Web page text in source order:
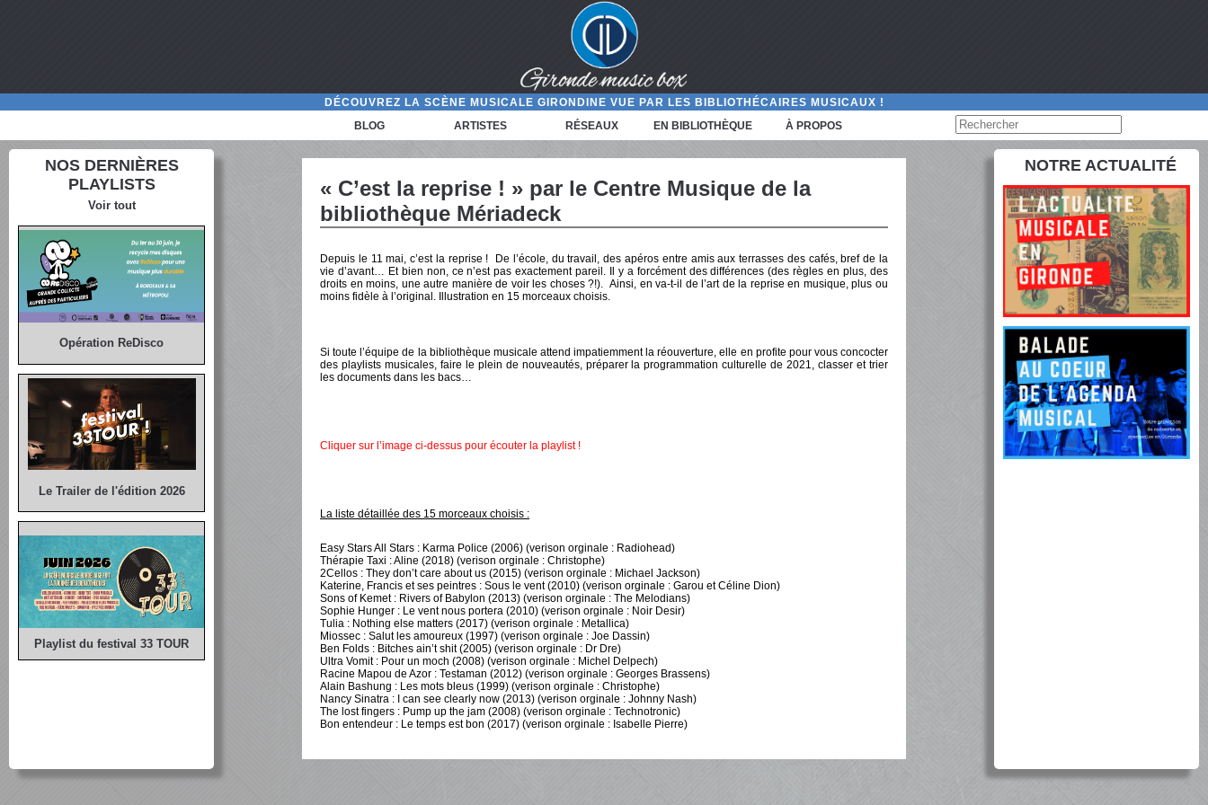
DÉCOUVREZ LA SCÈNE MUSICALE GIRONDINE VUE PAR LES BIBLIOTHÉCAIRES MUSICAUX !
BLOG
ARTISTES RÉSEAUX EN BIBLIOTHÈQUE À PROPOS
NOS DERNIÈRES
PLAYLISTS
Voir tout
Opération ReDisco
Le Trailer de l'édition 2026
Playlist du festival 33 TOUR
« C’est la reprise ! » par le Centre Musique de la
bibliothèque Mériadeck
Depuis le 11 mai, c’est la reprise ! De l’école, du travail, des apéros entre amis aux terrasses des cafés, bref de la
vie d’avant… Et bien non, ce n’est pas exactement pareil. Il y a forcément des différences (des règles en plus, des
droits en moins, une autre manière de voir les choses ?!). Ainsi, en va-t-il de l’art de la reprise en musique, plus ou
moins fidèle à l’original. Illustration en 15 morceaux choisis.
Si toute l’équipe de la bibliothèque musicale attend impatiemment la réouverture, elle en profite pour vous concocter
des playlists musicales, faire le plein de nouveautés, préparer la programmation culturelle de 2021, classer et trier
les documents dans les bacs…
Cliquer sur l’image ci-dessus pour écouter la playlist !
La liste détaillée des 15 morceaux choisis :
Easy Stars All Stars : Karma Police (2006) (verison orginale : Radiohead)
Thérapie Taxi : Aline (2018) (verison orginale : Christophe)
2Cellos : They don’t care about us (2015) (verison orginale : Michael Jackson)
Katerine, Francis et ses peintres : Sous le vent (2010) (verison orginale : Garou et Céline Dion)
Sons of Kemet : Rivers of Babylon (2013) (verison orginale : The Melodians)
Sophie Hunger : Le vent nous portera (2010) (verison orginale : Noir Desir)
Tulia : Nothing else matters (2017) (verison orginale : Metallica)
Miossec : Salut les amoureux (1997) (verison orginale : Joe Dassin)
Ben Folds : Bitches ain’t shit (2005) (verison orginale : Dr Dre)
Ultra Vomit : Pour un moch (2008) (verison orginale : Michel Delpech)
Racine Mapou de Azor : Testaman (2012) (verison orginale : Georges Brassens)
Alain Bashung : Les mots bleus (1999) (verison orginale : Christophe)
Nancy Sinatra : I can see clearly now (2013) (verison orginale : Johnny Nash)
The lost fingers : Pump up the jam (2008) (verison orginale : Technotronic)
Bon entendeur : Le temps est bon (2017) (verison orginale : Isabelle Pierre)
NOTRE ACTUALITÉ